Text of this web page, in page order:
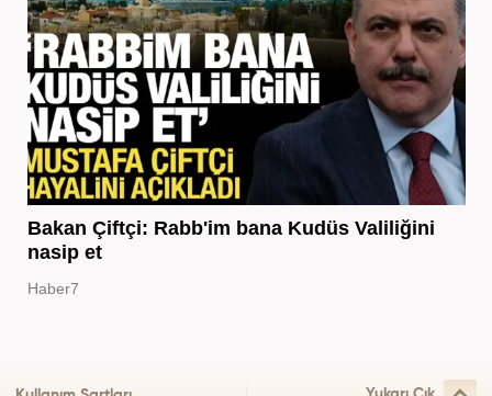
Bakan Çiftçi: Rabb'im bana Kudüs Valiliğini
nasip et
Haber7